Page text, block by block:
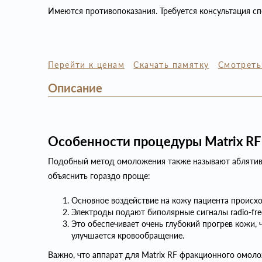
Имеются противопоказания. Требуется консультация
Перейти к ценам Скачать памятку
Описание
Особенности процедуры Matrix RF
Подобный метод омоложения также называют
объяснить гораздо проще:
Основное воздействие на кожу пациента
Электроды подают биполярные сигналы radio-
Это обеспечивает очень глубокий прогрев
улучшается кровообращение.
Важно, что аппарат для Matrix RF фракционного